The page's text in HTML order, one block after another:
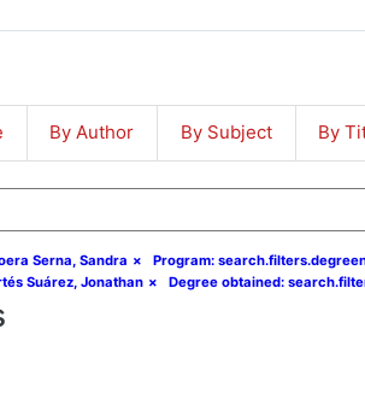
By Author By Subject By
Serna, Sandra × Program:
Suárez, Jonathan × Degree obtained: